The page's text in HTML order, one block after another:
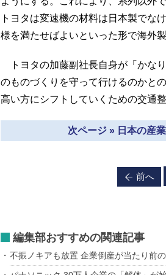
トヨタは変速機の材料は日本製でな
様を満たせばよいといった形で海外
トヨタの加藤副社長自身が「かな
のものづくりを守って行けるのかと
高い方にシフトしていくための交通
次ページ » 日本の産
前へ
編集部おすすめの関連記事
不振ノキアも放置 企業倒産が当たり前